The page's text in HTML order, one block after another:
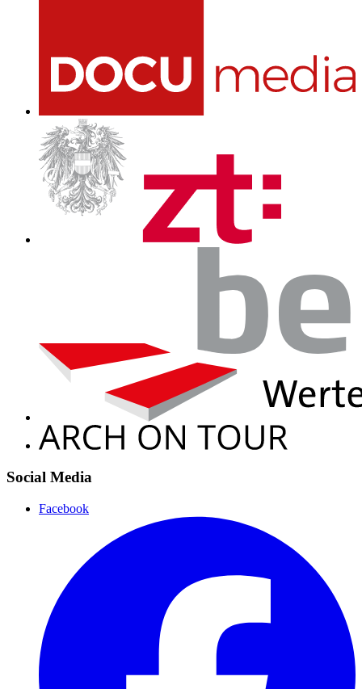
Social Media
Facebook